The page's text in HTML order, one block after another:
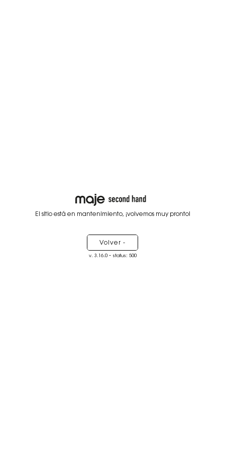
El sitio está en mantenimiento, ¡volvemos muy pronto!
Volver -
v. 3.16.0- status: 500